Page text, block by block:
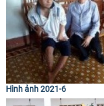
Hình ảnh 2021-6